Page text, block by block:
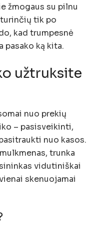
žmogaus su pilnu
tik po
kad trumpesnė
pasako ką kita.
užtruksite
nuo prekių
– pasisveikinti,
nuo kasos.
trunka
vidutiniškai
skenuojamai